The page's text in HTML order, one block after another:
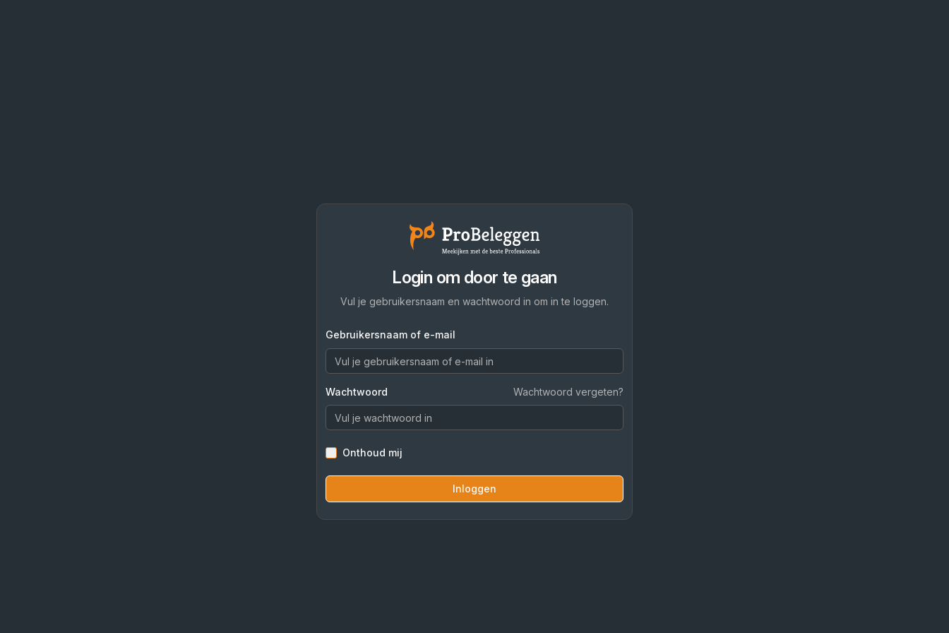
Login om door te gaan
Vul je gebruikersnaam en wachtwoord in om in te loggen.
Gebruikersnaam of e-mail
Wachtwoord Wachtwoord vergeten?
Onthoud mij
Inloggen